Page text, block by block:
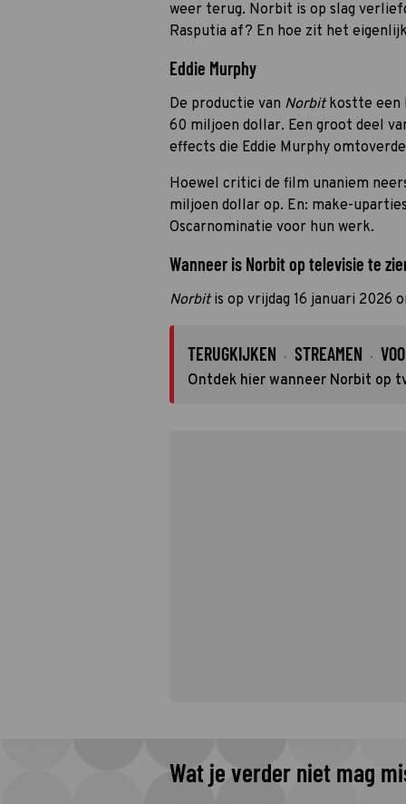
weer terug. Norbit is op slag
Rasputia af? En hoe zit het
Eddie Murphy
De productie van Norbitkostte een
60 miljoen dollar. Een groot deel
effects die Eddie Murphy
Hoewel critici de film unaniem
miljoen dollar op. En: make-
Oscarnominatie voor hun werk.
Wanneer is Norbit op televisie te
Norbitis op vrijdag 16 januari 2026
TERUGKIJKEN · STREAMEN ·
Ontdek hier wanneer Norbit op
Wat je verder niet mag